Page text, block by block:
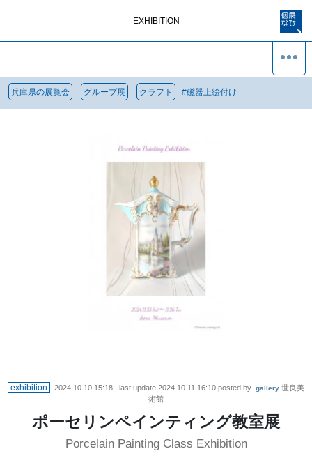
EXHIBITION
兵庫県の展覧会 グループ展 クラフト #磁器上絵付け
exhibition 2024.10.10 15:18 | last update 2024.10.11 16:10 posted by gallery 世良美
術館
ポーセリンペインティング教室展
Porcelain Painting Class Exhibition